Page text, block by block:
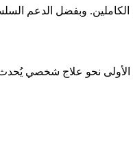
وبفضل الدعم
نحو علاج شخصي يُحدث